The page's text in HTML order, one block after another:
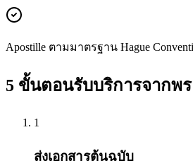
Apostille ตามมาตรฐาน Hague
5 ขั้นตอนรับบริการจากพ
1
ส่งเอกสารต้นฉบับ